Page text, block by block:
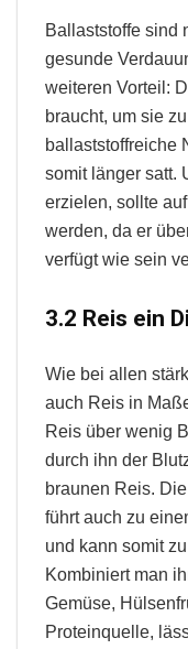
Ballaststoffe sind
gesunde
weiteren Vorteil:
braucht, um sie
ballaststoffreiche
somit länger satt.
erzielen, sollte
werden, da er
verfügt wie sein
3.2 Reis ein
Wie bei allen
auch Reis in
Reis über wenig
durch ihn der
braunen Reis.
führt auch zu
und kann somit
Kombiniert man
Gemüse,
Proteinquelle,